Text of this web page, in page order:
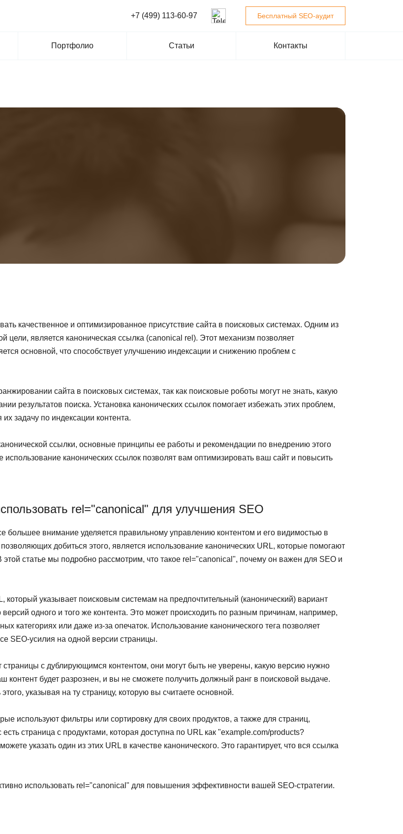
+7 (499) 113-60-97 Бесплатный SEO-аудит
Портфолио Статьи Контакты
качественное и оптимизированное присутствие сайта в поисковых системах. Одним из
цели, является каноническая ссылка (canonical rel). Этот механизм позволяет
основной, что способствует улучшению индексации и снижению проблем с
сайта в поисковых системах, так как поисковые роботы могут не знать, какую
результатов поиска. Установка канонических ссылок помогает избежать этих проблем,
задачу по индексации контента.
ссылки, основные принципы ее работы и рекомендации по внедрению этого
канонических ссылок позволят вам оптимизировать ваш сайт и повысить
rel="canonical" для улучшения SEO
большее внимание уделяется правильному управлению контентом и его видимостью в
добиться этого, является использование канонических URL, которые помогают
статье мы подробно рассмотрим, что такое rel="canonical", почему он важен для SEO и
который указывает поисковым системам на предпочтительный (канонический) вариант
одного и того же контента. Это может происходить по разным причинам, например,
категориях или даже из-за опечаток. Использование канонического тега позволяет
SEO-усилия на одной версии страницы.
страницы с дублирующимся контентом, они могут быть не уверены, какую версию нужно
контент будет разрознен, и вы не сможете получить должный ранг в поисковой выдаче.
указывая на ту страницу, которую вы считаете основной.
используют фильтры или сортировку для своих продуктов, а также для страниц,
страница с продуктами, которая доступна по URL как "example.com/products?
указать один из этих URL в качестве канонического. Это гарантирует, что вся ссылка
использовать rel="canonical" для повышения эффективности вашей SEO-стратегии.